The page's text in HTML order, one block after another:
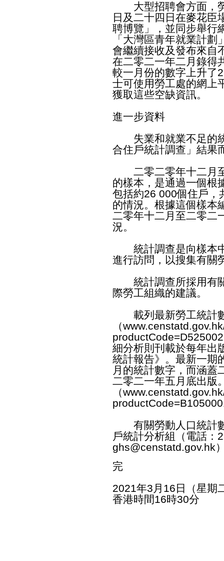
大型招聘會方面，勞
日及二十四日在麥花臣
聘博覽」，並同步舉行
「大灣區青年就業計
會繼續接收及發布來自
在二零二一年二月錄得
較一月份的數字上升了
士可使用勞工處的網上
獲取這些空缺資訊。
進一步資料
失業和就業不足的統
合住戶統計調查」結果
二零二零年十二月至
的樣本，是通過一個根
包括約26 000個住戶，
的情況。根據這個樣本
二零年十二月至二零二
況。
統計調查是向樣本中
進行訪問，以搜集有關
統計調查所採用有關
際勞工組織的建議。
載列最新勞工統計數
（
細分析則刊載於每年出
統計報告》。最新一期
月的統計數字，而涵蓋
二零二一年五月底出版
（
有關勞動人口統計數
戶統計分析組（電話：
ghs@censtatd.gov.hk
完
2021年3月16日（星期
香港時間16時30分